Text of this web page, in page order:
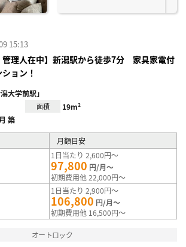
15:13
管理人在中】新潟駅から徒歩7分 家具家電付
ョン！
大学前駅」
面積 19m²
築
月額目安
1日当たり 2,600円～
97,800 円/月～
初期費用他 22,000円～
1日当たり 2,900円～
106,800 円/月～
初期費用他 16,500円～
オートロック